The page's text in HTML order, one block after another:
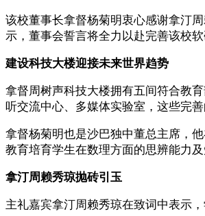
该校董事长拿督杨菊明衷心感谢拿汀
示，董事会誓言将全力以赴完善该校
建设科技大楼迎接未来世界趋势
拿督周树声科技大楼拥有五间符合教
听交流中心、多媒体实验室，这些完
拿督杨菊明也是沙巴独中董总主席，
教育培育学生在数理方面的思辨能力
拿汀周赖秀琼抛砖引玉
主礼嘉宾拿汀周赖秀琼在致词中表示